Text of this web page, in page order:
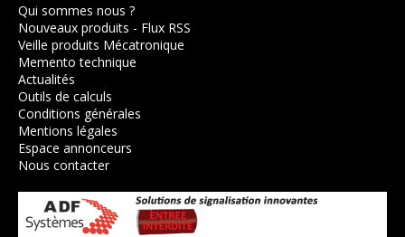
Qui sommes nous ?
Nouveaux produits - Flux RSS
Veille produits Mécatronique
Memento technique
Actualités
Outils de calculs
Conditions générales
Mentions légales
Espace annonceurs
Nous contacter